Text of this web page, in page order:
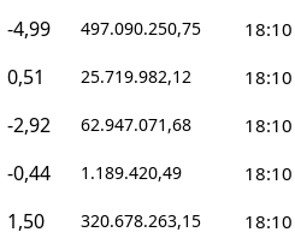
-4,99 497.090.250,75 18:10
0,51 25.719.982,12 18:10
-2,92 62.947.071,68 18:10
-0,44 1.189.420,49 18:10
1,50 320.678.263,15 18:10